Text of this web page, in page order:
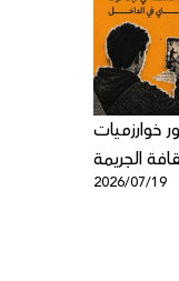
خوارزميات
الجريمة
في
2026/07/19